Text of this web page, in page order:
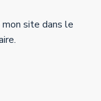
site dans le